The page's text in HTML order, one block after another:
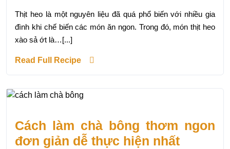
Thịt heo là một nguyên liệu đã quá phổ biến với nhiều gia
đình khi chế biến các món ăn ngon. Trong đó, món thịt heo
xào sả ớt là…[...]
Read Full Recipe
Cách làm chà bông thơm ngon
đơn giản dễ thực hiện nhất